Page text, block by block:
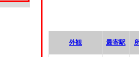
外観 最寄駅